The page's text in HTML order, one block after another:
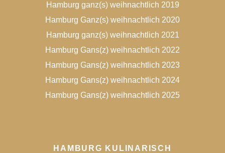
Hamburg ganz(s) weihnachtlich 2019
Hamburg Ganz(s) weihnachtlich 2020
Hamburg ganz(s) weihnachtlich 2021
Hamburg Gans(z) weihnachtlich 2022
Hamburg Gans(z) weihnachtlich 2023
Hamburg Gans(z) weihnachtlich 2024
Hamburg Gans(z) weihnachtlich 2025
HAMBURG KULINARISCH